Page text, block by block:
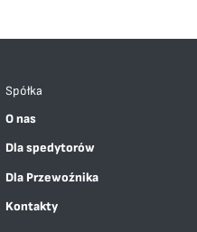
Spółka
O nas
Dla spedytorów
Dla Przewoźnika
Kontakty